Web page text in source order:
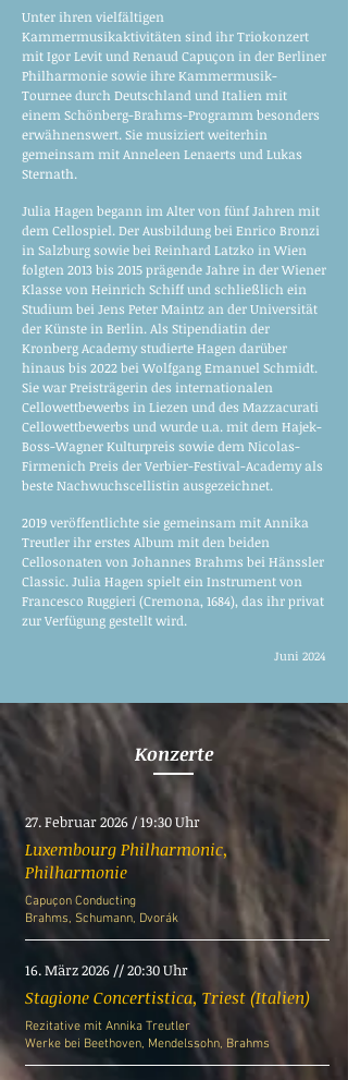
Unter ihren vielfältigen
Kammermusikaktivitäten sind ihr Triokonzert
mit Igor Levit und Renaud Capuçon in der Berliner
Philharmonie sowie ihre Kammermusik-
Tournee durch Deutschland und Italien mit
einem Schönberg-Brahms-Programm besonders
erwähnenswert. Sie musiziert weiterhin
gemeinsam mit Anneleen Lenaerts und Lukas
Sternath.
Julia Hagen begann im Alter von fünf Jahren mit
dem Cellospiel. Der Ausbildung bei Enrico Bronzi
in Salzburg sowie bei Reinhard Latzko in Wien
folgten 2013 bis 2015 prägende Jahre in der Wiener
Klasse von Heinrich Schiff und schließlich ein
Studium bei Jens Peter Maintz an der Universität
der Künste in Berlin. Als Stipendiatin der
Kronberg Academy studierte Hagen darüber
hinaus bis 2022 bei Wolfgang Emanuel Schmidt.
Sie war Preisträgerin des internationalen
Cellowettbewerbs in Liezen und des Mazzacurati
Cellowettbewerbs und wurde u.a. mit dem Hajek-
Boss-Wagner Kulturpreis sowie dem Nicolas-
Firmenich Preis der Verbier-Festival-Academy als
beste Nachwuchscellistin ausgezeichnet.
2019 veröffentlichte sie gemeinsam mit Annika
Treutler ihr erstes Album mit den beiden
Cellosonaten von Johannes Brahms bei Hänssler
Classic. Julia Hagen spielt ein Instrument von
Francesco Ruggieri (Cremona, 1684), das ihr privat
zur Verfügung gestellt wird.
Juni 2024
Konzerte
27. Februar 2026 / 19:30 Uhr
Luxembourg Philharmonic,
Philharmonie
Capuçon Conducting
Brahms, Schumann, Dvorák
16. März 2026 // 20:30 Uhr
Stagione Concertistica, Triest (Italien)
Rezitative mit Annika Treutler
Werke bei Beethoven, Mendelssohn, Brahms